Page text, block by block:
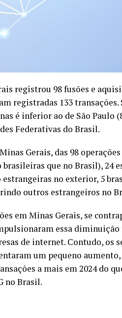
registrou 98 fusões e
registradas 133
é inferior ao de São Paulo
Federativas do Brasil.
Gerais, das 98
que no Brasil), 24
no exterior, 5
outros estrangeiros no
em Minas Gerais, se
essa
de internet. Contudo, os
um pequeno
a mais em 2024 do
no Brasil.